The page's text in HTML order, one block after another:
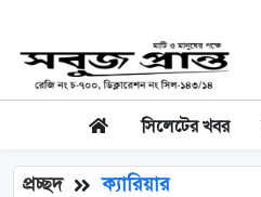
সিলেটের খবর
প্রচ্ছদ ক্যারিয়ার